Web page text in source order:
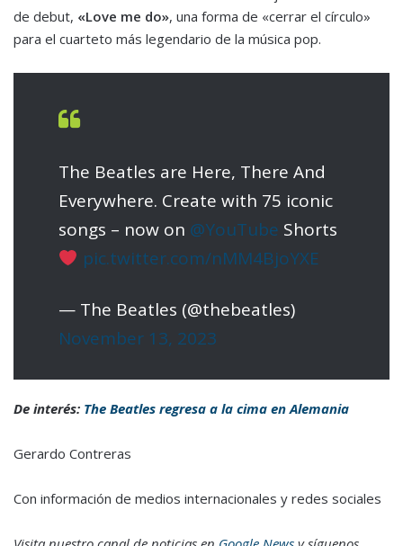
de debut, «Love me do», una forma de «cerrar el círculo»
para el cuarteto más legendario de la música pop.
The Beatles are Here, There And
Everywhere. Create with 75 iconic
songs – now on @YouTube Shorts
pic.twitter.com/nMM4BjoYXE
— The Beatles (@thebeatles)
November 13, 2023
De interés: The Beatles regresa a la cima en Alemania
Gerardo Contreras
Con información de medios internacionales y redes sociales